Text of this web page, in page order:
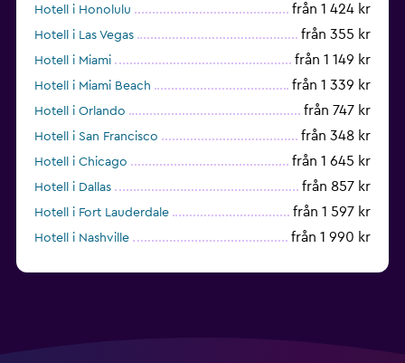
Hotell i Honolulu från 1 424 kr
Hotell i Las Vegas från 355 kr
Hotell i Miami från 1 149 kr
Hotell i Miami Beach från 1 339 kr
Hotell i Orlando från 747 kr
Hotell i San Francisco från 348 kr
Hotell i Chicago från 1 645 kr
Hotell i Dallas från 857 kr
Hotell i Fort Lauderdale från 1 597 kr
Hotell i Nashville från 1 990 kr